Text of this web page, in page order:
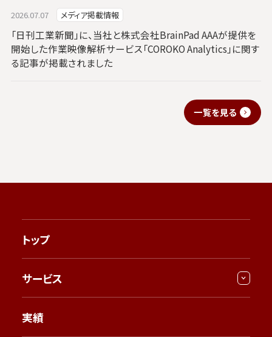
2026.07.07 メディア掲載情報
「日刊工業新聞」に、当社と株式会社BrainPad AAAが提供を
開始した作業映像解析サービス「COROKO Analytics」に関す
る記事が掲載されました
一覧を見る
トップ
サービス
実績